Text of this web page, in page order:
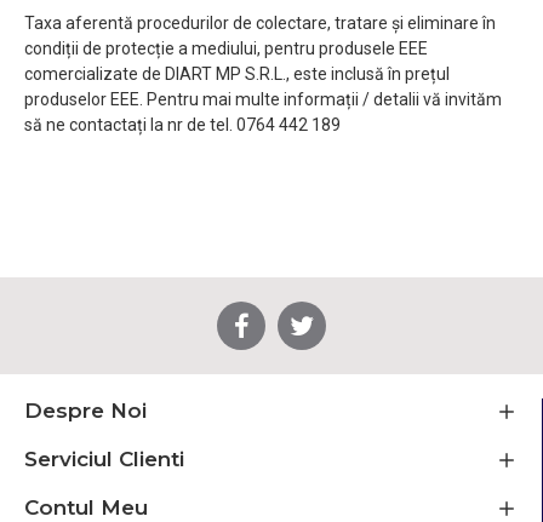
Taxa aferentă procedurilor de colectare, tratare și eliminare în
condiții de protecție a mediului, pentru produsele EEE
comercializate de DIART MP S.R.L., este inclusă în prețul
produselor EEE. Pentru mai multe informații / detalii vă invităm
să ne contactați la nr de tel. 0764 442 189
Despre Noi
Serviciul Clienti
Contul Meu